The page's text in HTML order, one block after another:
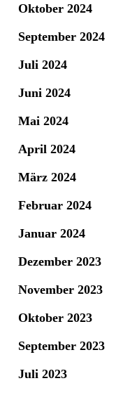
Oktober 2024
September 2024
Juli 2024
Juni 2024
Mai 2024
April 2024
März 2024
Februar 2024
Januar 2024
Dezember 2023
November 2023
Oktober 2023
September 2023
Juli 2023